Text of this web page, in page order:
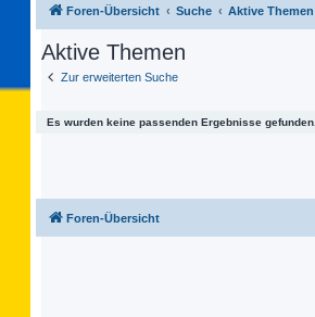
Foren-Übersicht Suche Aktive Themen
Aktive Themen
Zur erweiterten Suche
Es wurden keine passenden Ergebnisse gefunden.
Foren-Übersicht